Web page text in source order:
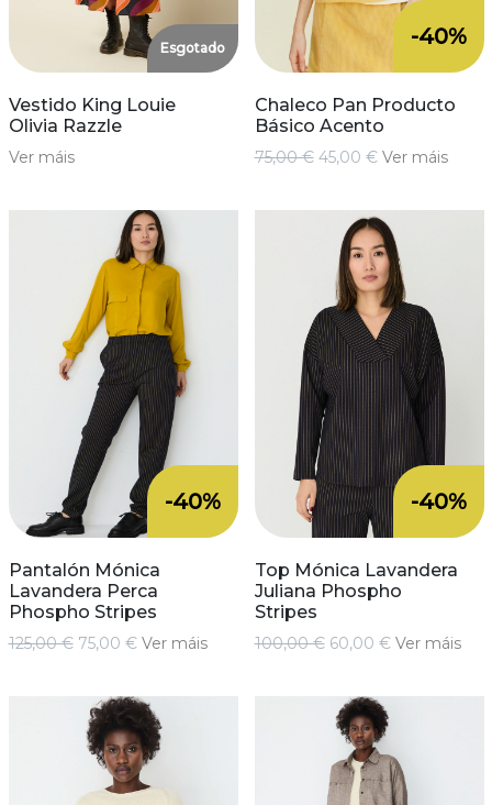
Esgotado
Vestido King Louie
Olivia Razzle
Ver máis
-40%
Chaleco Pan Producto
Básico Acento
75,00 € 45,00 € Ver máis
-40%
Pantalón Mónica
Lavandera Perca
Phospho Stripes
125,00 € 75,00 € Ver máis
-40%
Top Mónica Lavandera
Juliana Phospho
Stripes
100,00 € 60,00 € Ver máis